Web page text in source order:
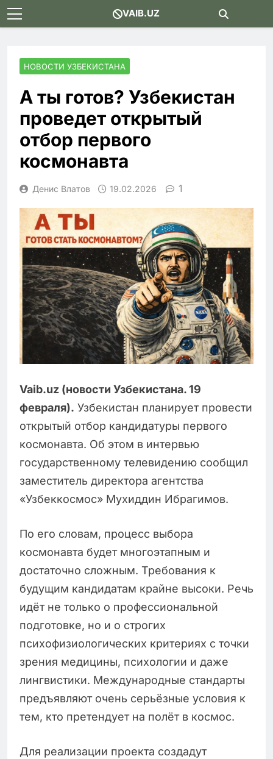
Skip
to
VAIB.UZ
НОВОСТИ УЗБЕКИСТАНА
А ты готов? Узбекистан
проведет открытый
отбор первого
космонавта
Денис Влатов 19.02.2026 1
Vaib.uz (новости Узбекистана. 19
февраля). Узбекистан планирует провести
открытый отбор кандидатуры первого
космонавта. Об этом в интервью
государственному телевидению сообщил
заместитель директора агентства
«Узбеккосмос» Мухиддин Ибрагимов.
По его словам, процесс выбора
космонавта будет многоэтапным и
достаточно сложным. Требования к
будущим кандидатам крайне высоки. Речь
идёт не только о профессиональной
подготовке, но и о строгих
психофизиологических критериях с точки
зрения медицины, психологии и даже
лингвистики. Международные стандарты
предъявляют очень серьёзные условия к
тем, кто претендует на полёт в космос.
Для реализации проекта создадут